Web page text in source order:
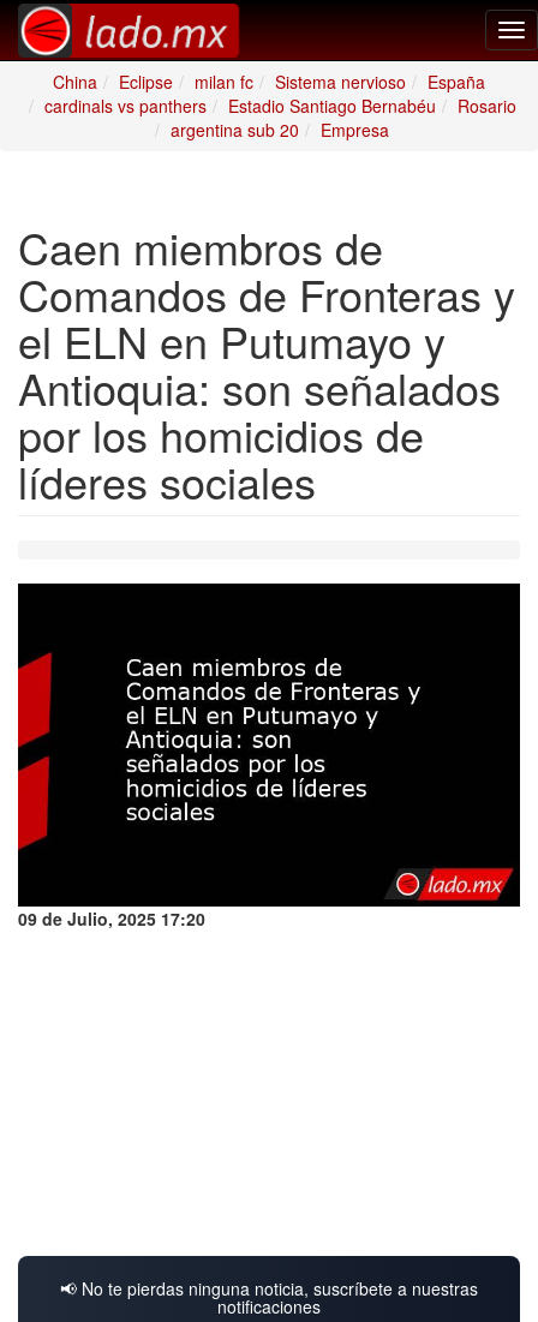
China
Eclipse milan fc Sistema nervioso
España
cardinals vs panthers
Estadio Santiago Bernabéu
Rosario
argentina sub 20
Empresa
Caen miembros de
Comandos de Fronteras y
el ELN en Putumayo y
Antioquia: son señalados
por los homicidios de
líderes sociales
09 de Julio, 2025 17:20
📢 No te pierdas ninguna noticia, suscríbete a nuestras
notificaciones